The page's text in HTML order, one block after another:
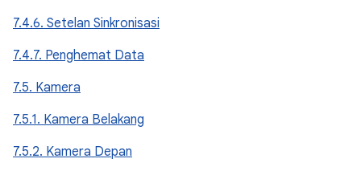
7.4.6. Setelan Sinkronisasi
7.4.7. Penghemat Data
7.5. Kamera
7.5.1. Kamera Belakang
7.5.2. Kamera Depan